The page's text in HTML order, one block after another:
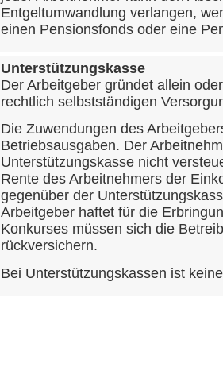
Entgeltumwandlung verlangen,
einen Pensionsfonds oder eine
Unterstützungskasse
Der Arbeitgeber gründet allein
rechtlich selbstständigen
Die Zuwendungen des
Betriebsausgaben. Der
Unterstützungskasse nicht
Rente des Arbeitnehmers der
gegenüber der
Arbeitgeber haftet für die
Konkurses müssen sich die
rückversichern.
Bei Unterstützungskassen ist